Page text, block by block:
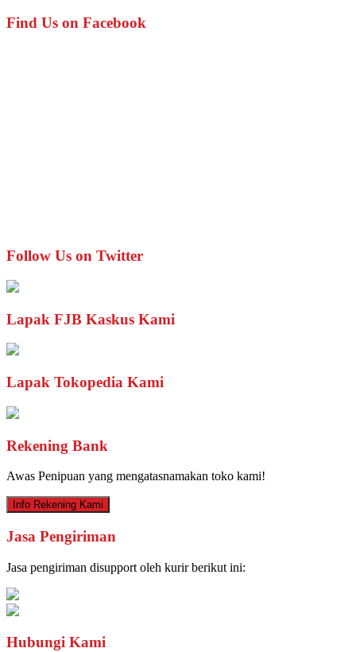
Find Us on Facebook
Follow Us on Twitter
Lapak FJB Kaskus Kami
Lapak Tokopedia Kami
Rekening Bank
Awas Penipuan yang mengatasnamakan toko kami!
Info Rekening Kami
Jasa Pengiriman
Jasa pengiriman disupport oleh kurir berikut ini:
Hubungi Kami